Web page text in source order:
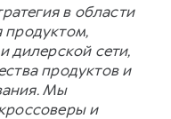
в области
продуктом,
дилерской сети,
продуктов и
Мы
и